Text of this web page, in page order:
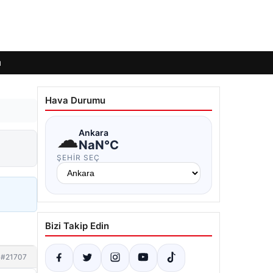
#21707
Hava Durumu
☁Ankara
NaN°C
ŞEHIR SEÇ
Bizi Takip Edin